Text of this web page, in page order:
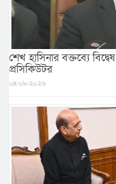
শেখ হাসিনার বক্তব্যে
প্রসিকিউটর
০৪/০৮/২০২৬